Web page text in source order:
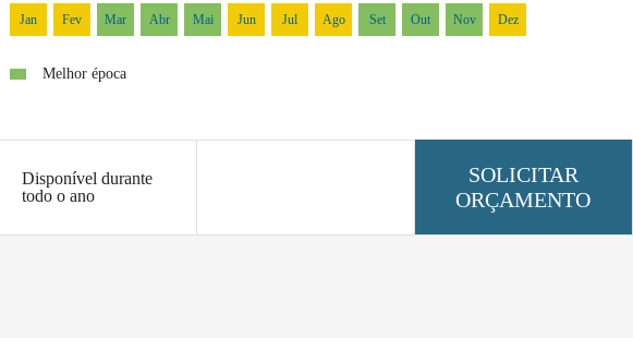
Jan Fev Mar Abr Mai Jun Jul Ago Set Out Nov Dez
Melhor época
Disponível durante
todo o ano
SOLICITAR
ORÇAMENTO